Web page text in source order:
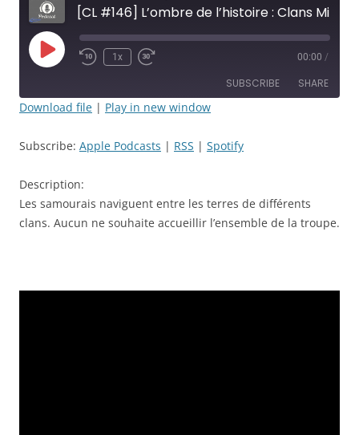
Play
Episode
Rewind
1x
Fast
seconds
00:00 /
SUBSCRIBE SHARE
RSS FEED
Download file | Play in new window
Subscribe: Apple Podcasts | RSS | Spotify
Description:
Les samourais naviguent entre les terres de différents
clans. Aucun ne souhaite accueillir l’ensemble de la troupe.